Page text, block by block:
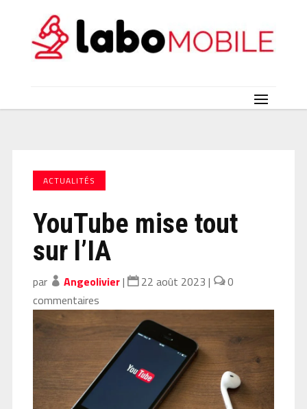
ACTUALITÉS
YouTube mise tout
sur l’IA
par Angeolivier| 22 août 2023 |
0
commentaires